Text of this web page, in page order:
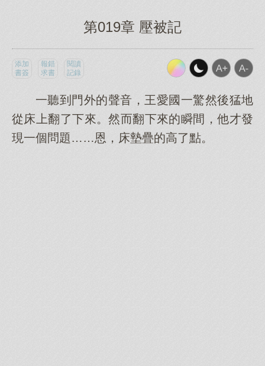
第019章 壓被記
添加
書簽
報錯
求書
閱讀
記錄
一聽到門外的聲音，王愛國一驚然後猛地
從床上翻了下來。然而翻下來的瞬間，他才發
現一個問題……恩，床墊疊的高了點。